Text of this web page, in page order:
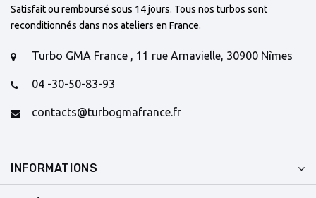
Satisfait ou remboursé sous 14 jours. Tous nos turbos sont
reconditionnés dans nos ateliers en France.
Turbo GMA France , 11 rue Arnavielle, 30900 Nîmes
04 -30-50-83-93
contacts@turbogmafrance.fr
INFORMATIONS